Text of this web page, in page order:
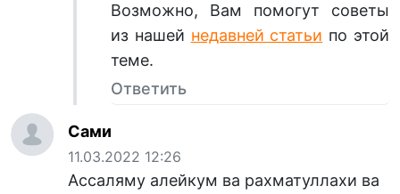
Возможно, Вам помогут советы
из нашей недавней статьи по этой
теме.
Ответить
Сами
11.03.2022 12:26
Ассаляму алейкум ва рахматуллахи ва